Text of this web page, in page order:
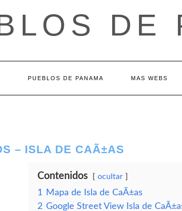
DE
PUEBLOS DE PANAMA MAS WEBS
– ISLA DE CAÃ±AS
Contenidos ocultar
1
Mapa de Isla de CaÃ±as
2 Google Street View Isla de